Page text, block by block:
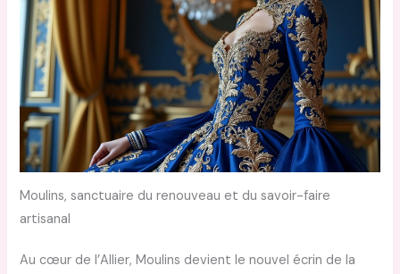
Moulins, sanctuaire du renouveau et du savoir-faire
artisanal
Au cœur de l’Allier, Moulins devient le nouvel écrin de la